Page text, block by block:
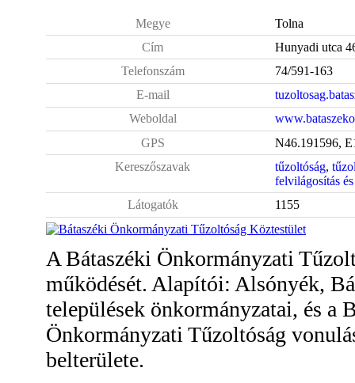
Megye
Tolna
Cím
Hunyadi utca
Telefonszám
74/591-163
E-mail
Weboldal
GPS
N46.191596,
Kereszőszavak
tűzoltóság,
felvilágosítás
Látogatók
1155
A Bátaszéki Önkormányzati
működését. Alapítói: Alsónyék,
települések önkormányzatai, és a
Önkormányzati Tűzoltóság
belterülete.